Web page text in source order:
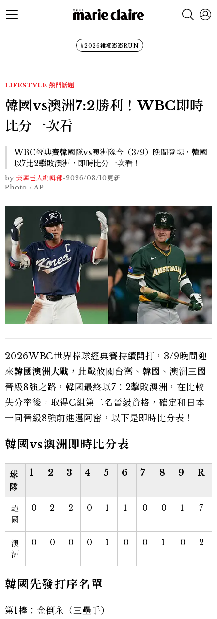
#2026裙襬澎澎RUN
LIFESTYLE 熱門話題
韓國vs澳洲7:2勝利！WBC即時
比分一次看
WBC經典賽韓國隊vs澳洲隊今（3/9）晚間登場，韓國
以7比2擊敗澳洲，即時比分一次看！
by 美麗佳人編輯部-2026/03/10更新
Photo / AP
2026WBC世界棒球經典賽持續開打，3/9晚間迎
來韓國澳洲大戰，此戰攸關台灣、韓國、澳洲三國
晉級8強之路，韓國最終以7：2擊敗澳洲，在比較
失分率後，取得C組第二名晉級資格，確定和日本
一同晉級8強前進邁阿密，以下是即時比分表！
韓國vs澳洲即時比分表
球
隊
1 2 3 4 5 6 7 8 9 R
韓
國
0 2 2 0 1 1 0 0 1 7
澳
洲
0 0 0 0 1 0 0 1 0 2
韓國先發打序名單
第1棒：金倒永（三壘手）